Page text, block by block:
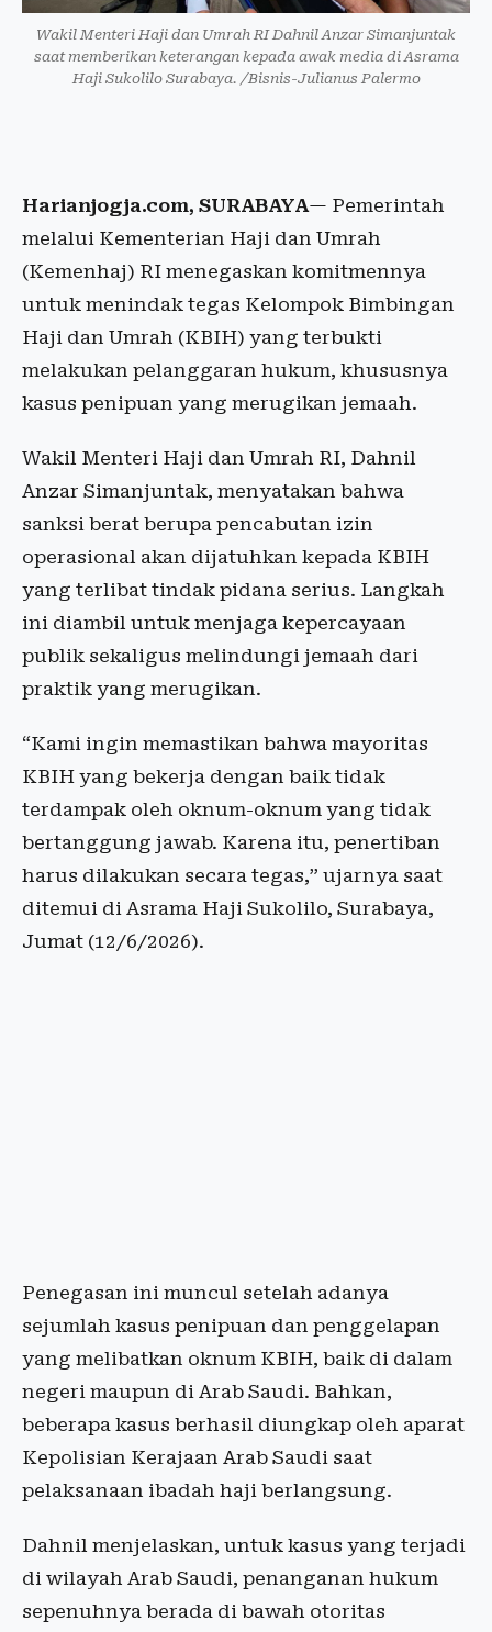
Wakil Menteri Haji dan Umrah RI Dahnil Anzar Simanjuntak
saat memberikan keterangan kepada awak media di Asrama
Haji Sukolilo Surabaya. /Bisnis-Julianus Palermo
Harianjogja.com, SURABAYA— Pemerintah
melalui Kementerian Haji dan Umrah
(Kemenhaj) RI menegaskan komitmennya
untuk menindak tegas Kelompok Bimbingan
Haji dan Umrah (KBIH) yang terbukti
melakukan pelanggaran hukum, khususnya
kasus penipuan yang merugikan jemaah.
Wakil Menteri Haji dan Umrah RI, Dahnil
Anzar Simanjuntak, menyatakan bahwa
sanksi berat berupa pencabutan izin
operasional akan dijatuhkan kepada KBIH
yang terlibat tindak pidana serius. Langkah
ini diambil untuk menjaga kepercayaan
publik sekaligus melindungi jemaah dari
praktik yang merugikan.
“Kami ingin memastikan bahwa mayoritas
KBIH yang bekerja dengan baik tidak
terdampak oleh oknum-oknum yang tidak
bertanggung jawab. Karena itu, penertiban
harus dilakukan secara tegas,” ujarnya saat
ditemui di Asrama Haji Sukolilo, Surabaya,
Jumat (12/6/2026).
Penegasan ini muncul setelah adanya
sejumlah kasus penipuan dan penggelapan
yang melibatkan oknum KBIH, baik di dalam
negeri maupun di Arab Saudi. Bahkan,
beberapa kasus berhasil diungkap oleh aparat
Kepolisian Kerajaan Arab Saudi saat
pelaksanaan ibadah haji berlangsung.
Dahnil menjelaskan, untuk kasus yang terjadi
di wilayah Arab Saudi, penanganan hukum
sepenuhnya berada di bawah otoritas